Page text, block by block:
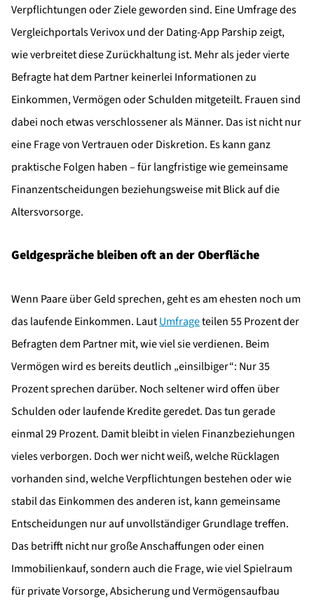
Verpflichtungen oder Ziele geworden sind. Eine Umfrage des
Vergleichportals Verivox und der Dating-App Parship zeigt,
wie verbreitet diese Zurückhaltung ist. Mehr als jeder vierte
Befragte hat dem Partner keinerlei Informationen zu
Einkommen, Vermögen oder Schulden mitgeteilt. Frauen sind
dabei noch etwas verschlossener als Männer. Das ist nicht nur
eine Frage von Vertrauen oder Diskretion. Es kann ganz
praktische Folgen haben – für langfristige wie gemeinsame
Finanzentscheidungen beziehungsweise mit Blick auf die
Altersvorsorge.
Geldgespräche bleiben oft an der Oberfläche
Wenn Paare über Geld sprechen, geht es am ehesten noch um
das laufende Einkommen. LautUmfrageteilen 55 Prozent der
Befragten dem Partner mit, wie viel sie verdienen. Beim
Vermögen wird es bereits deutlich „einsilbiger“: Nur 35
Prozent sprechen darüber. Noch seltener wird offen über
Schulden oder laufende Kredite geredet. Das tun gerade
einmal 29 Prozent. Damit bleibt in vielen Finanzbeziehungen
vieles verborgen. Doch wer nicht weiß, welche Rücklagen
vorhanden sind, welche Verpflichtungen bestehen oder wie
stabil das Einkommen des anderen ist, kann gemeinsame
Entscheidungen nur auf unvollständiger Grundlage treffen.
Das betrifft nicht nur große Anschaffungen oder einen
Immobilienkauf, sondern auch die Frage, wie viel Spielraum
für private Vorsorge, Absicherung und Vermögensaufbau